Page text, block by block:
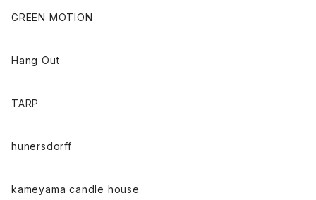
GREEN MOTION
Hang Out
TARP
hunersdorff
kameyama candle house